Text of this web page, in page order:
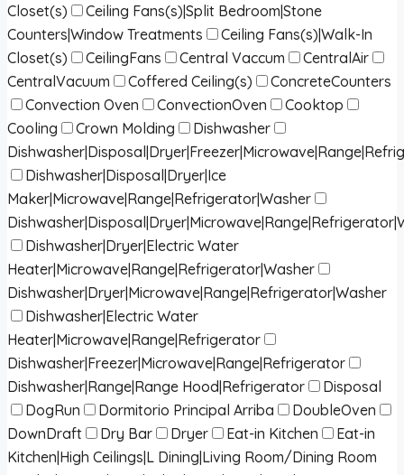
Closet(s)
Ceiling Fans(s)|Split Bedroom|Stone
Counters|Window Treatments
Ceiling Fans(s)|Walk-In
Closet(s)
CeilingFans Central Vaccum
CentralAir
CentralVacuum
Coffered Ceiling(s)
ConcreteCounters
Convection Oven
ConvectionOven
Cooktop
Cooling
Crown Molding
Dishwasher
Dishwasher|Disposal|Dryer|Ice
Maker|Microwave|Range|Refrigerator|Washer
Dishwasher|Dryer|Electric Water
Heater|Microwave|Range|Refrigerator|Washer
Dishwasher|Dryer|Microwave|Range|Refrigerator|Washer
Dishwasher|Electric Water
Heater|Microwave|Range|Refrigerator
Dishwasher|Freezer|Microwave|Range|Refrigerator
Dishwasher|Range|Range Hood|Refrigerator
Disposal
DogRun
Dormitorio Principal Arriba
DoubleOven
DownDraft
Dry Bar Dryer Eat-in Kitchen
Eat-in
Kitchen|High Ceilings|L Dining|Living Room/Dining Room